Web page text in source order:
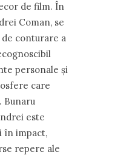
de film. În
Coman, se
conturare a
personale şi
care
Bunaru
este
în impact,
repere ale